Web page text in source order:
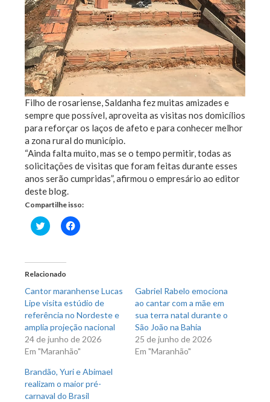
Filho de rosariense, Saldanha fez muitas amizades e
sempre que possível, aproveita as visitas nos domicílios
para reforçar os laços de afeto e para conhecer melhor
a zona rural do município.
“Ainda falta muito, mas se o tempo permitir, todas as
solicitações de visitas que foram feitas durante esses
anos serão cumpridas”, afirmou o empresário ao editor
deste blog.
Compartilhe isso:
Clique
para
em
nova
janela)
Clique
para
Relacionado
Cantor maranhense Lucas
Lipe visita estúdio de
referência no Nordeste e
amplia projeção nacional
24 de junho de 2026
Em "Maranhão"
Gabriel Rabelo emociona
ao cantar com a mãe em
sua terra natal durante o
São João na Bahia
25 de junho de 2026
Em "Maranhão"
Brandão, Yuri e Abimael
realizam o maior pré-
carnaval do Brasil